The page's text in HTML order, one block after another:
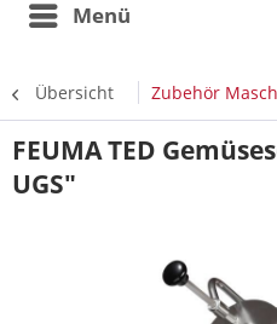
Menü
Übersicht Zubehör
FEUMA TED
UGS"